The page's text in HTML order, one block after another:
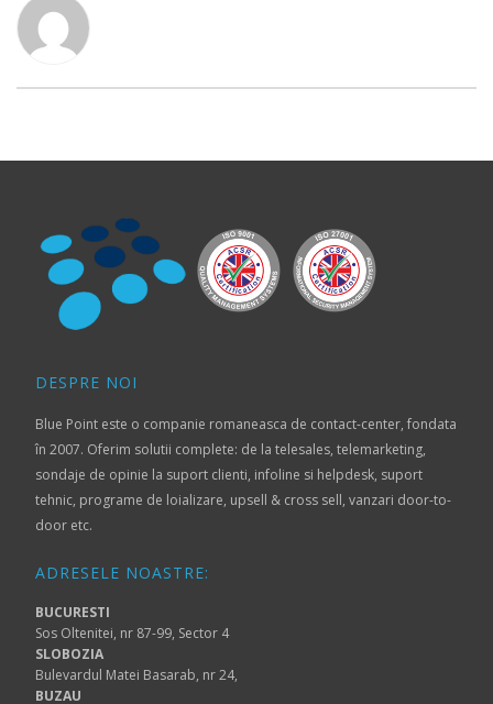
DESPRE NOI
Blue Point este o companie romaneasca de contact-center, fondata
în 2007. Oferim solutii complete: de la telesales, telemarketing,
sondaje de opinie la suport clienti, infoline si helpdesk, suport
tehnic, programe de loializare, upsell & cross sell, vanzari door-to-
door etc.
ADRESELE NOASTRE:
BUCURESTI
Sos Oltenitei, nr 87-99, Sector 4
SLOBOZIA
Bulevardul Matei Basarab, nr 24,
BUZAU